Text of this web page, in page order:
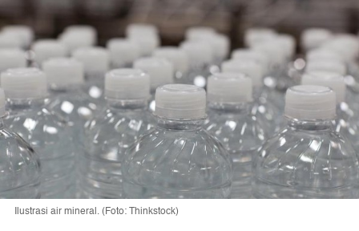
Ilustrasi air mineral. (Foto: Thinkstock)